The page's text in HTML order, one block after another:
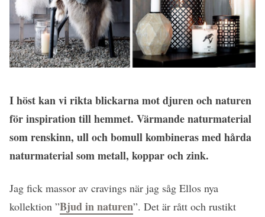
I höst kan vi rikta blickarna mot djuren och naturen
för inspiration till hemmet. Värmande naturmaterial
som renskinn, ull och bomull kombineras med hårda
naturmaterial som metall, koppar och zink.
Jag fick massor av cravings när jag såg Ellos nya
kollektion ”Bjud in naturen”. Det är rått och rustikt